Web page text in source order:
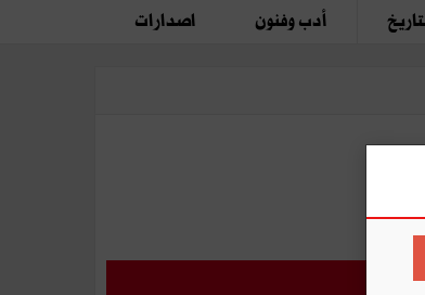
أدب وفنون اصدارات